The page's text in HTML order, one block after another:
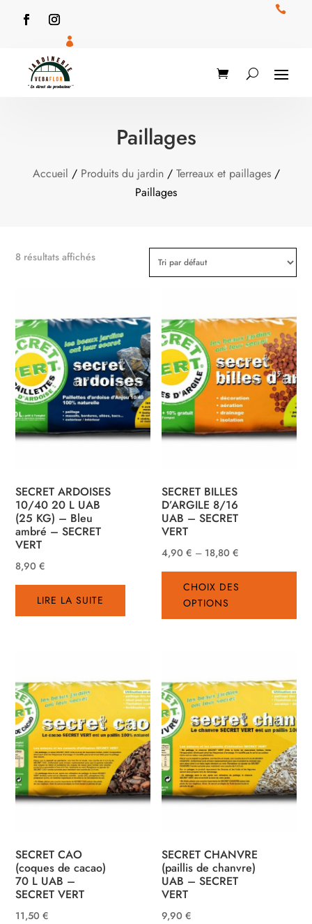


Paillages
Accueil / Produits du jardin/ Terreaux et paillages/
Paillages
8 résultats affichés
SECRET ARDOISES
10/40 20 L UAB
(25 KG) – Bleu
ambré – SECRET
VERT
8,90€
LIRE LA SUITE
SECRET BILLES
D’ARGILE 8/16
UAB – SECRET
VERT
4,90€ – 18,80€
CHOIX DES
OPTIONS
Ce
sur
la
du
SECRET CAO
(coques de cacao)
70 L UAB –
SECRET VERT
11,50€
SECRET CHANVRE
(paillis de chanvre)
UAB – SECRET
VERT
9,90€